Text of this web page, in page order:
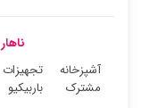
آشپزخانه
مشترک
تجهیزات
باربیکیو